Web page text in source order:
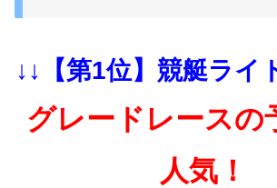
↓↓【第1位】競艇ライ
グレードレースの
人気！